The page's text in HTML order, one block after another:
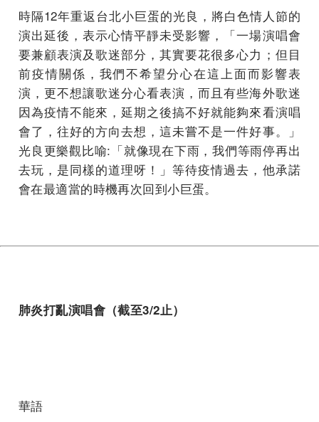
時隔12年重返台北小巨蛋的光良，將白色情人節的
演出延後，表示心情平靜未受影響，「一場演唱會
要兼顧表演及歌迷部分，其實要花很多心力；但目
前疫情關係，我們不希望分心在這上面而影響表
演，更不想讓歌迷分心看表演，而且有些海外歌迷
因為疫情不能來，延期之後搞不好就能夠來看演唱
會了，往好的方向去想，這未嘗不是一件好事。」
光良更樂觀比喻:「就像現在下雨，我們等雨停再出
去玩，是同樣的道理呀！」等待疫情過去，他承諾
會在最適當的時機再次回到小巨蛋。
肺炎打亂演唱會（截至3/2止）
華語